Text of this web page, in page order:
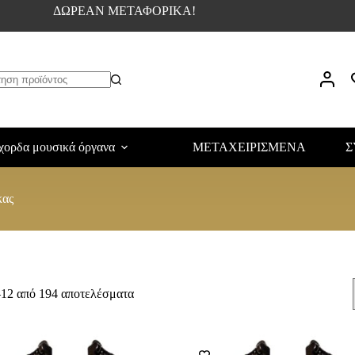
ΔΩΡΕΑΝ ΜΕΤΑΦΟΡΙΚΑ!
μουσικά όργανα ΜΕΤΑΧΕΙΡΙΣΜΕΝΑ
από 194 αποτελέσματα